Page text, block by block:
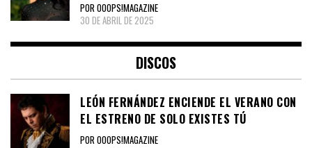
POR OOOPS!MAGAZINE
30 DE ABRIL DE 2025
DISCOS
LEÓN FERNÁNDEZ ENCIENDE EL VERANO CON
EL ESTRENO DE SOLO EXISTES TÚ
POR OOOPS!MAGAZINE